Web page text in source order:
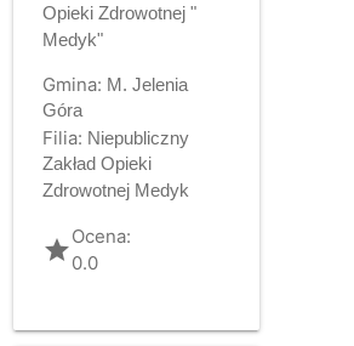
Opieki Zdrowotnej "
Medyk"
Gmina: M. Jelenia
Góra
Filia: Niepubliczny
Zakład Opieki
Zdrowotnej Medyk
gradeOcena:
0.0